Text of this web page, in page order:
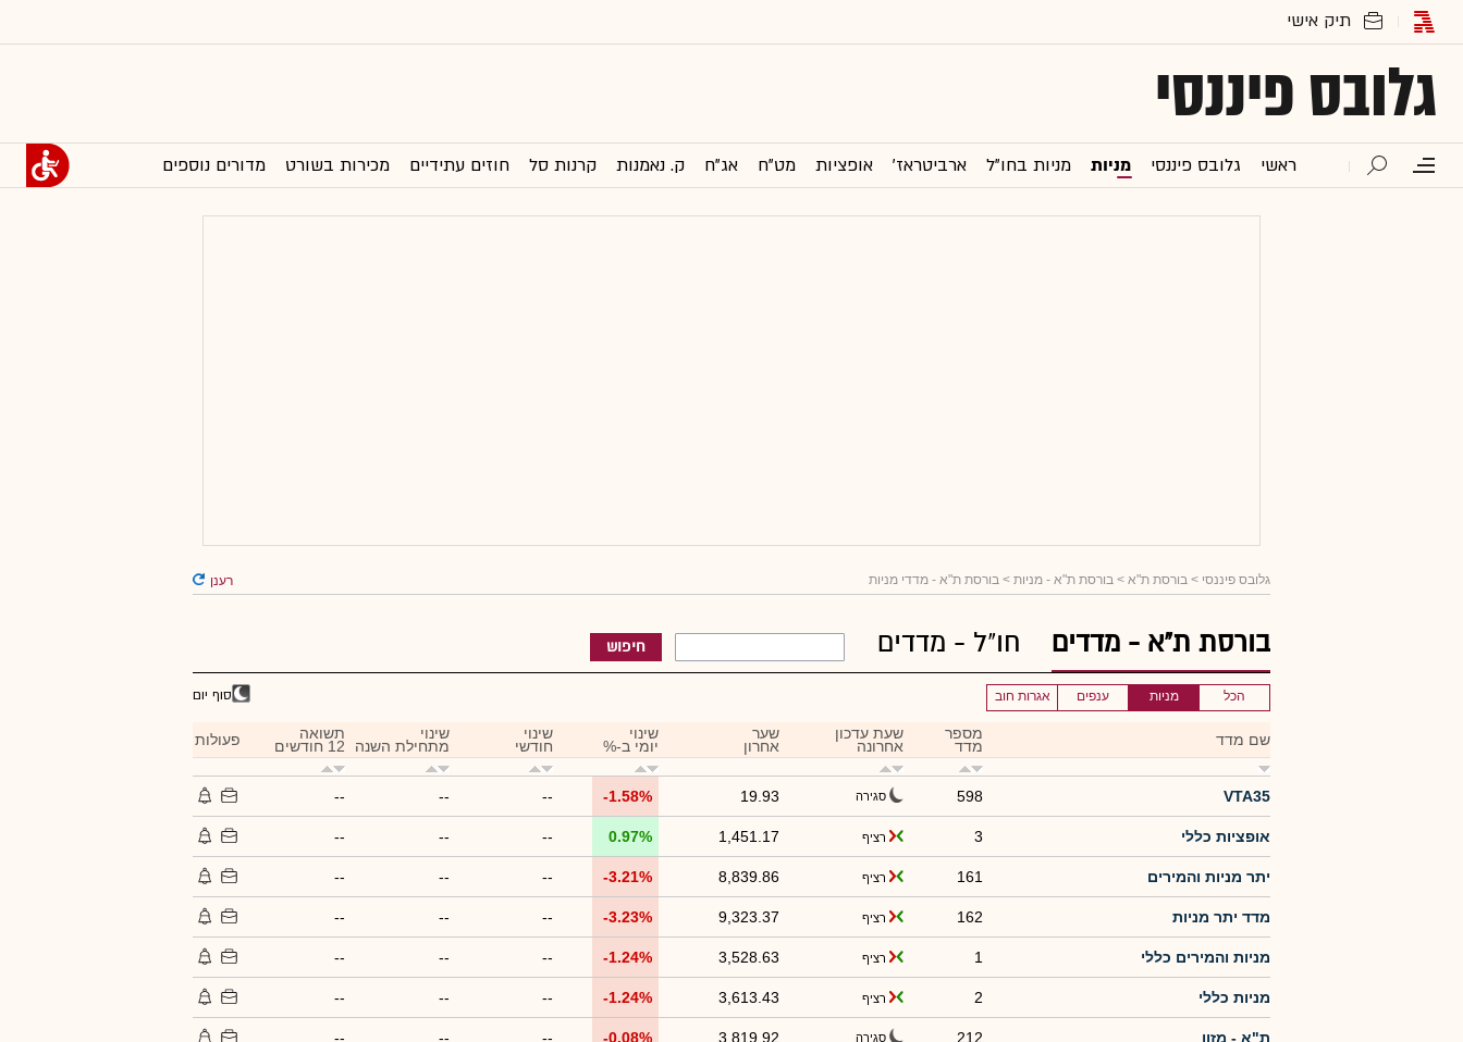
גלובס פיננסי
ראשי גלובס פיננסי מניות מניות בחו"ל ארביטראז' אופציות מט"ח אג"ח ק. נאמנות קרנות סל חוזים עתידיים מכירות בשורט מדורים נוספים
גלובס פיננסי > בורסת ת"א > בורסת ת"א - מניות > בורסת ת"א - מדדי מניות רענן
בורסת ת"א - מדדים חו"ל - מדדים חיפוש
הכל מניות ענפים אגרות חוב סוף יום
שם מדד מספר
מדד
שעת עדכון
אחרונה
שער
אחרון
שינוי
יומי ב-%
שינוי
חודשי
שינוי
מתחילת השנה
תשואה
12 חודשים פעולות
VTA35
598 סגירה 19.93
-1.58%
--
--
--
אופציות כללי 3 רציף 1,451.17
0.97%
--
--
--
יתר מניות והמירים 161 רציף 8,839.86
-3.21%
--
--
--
מדד יתר מניות 162 רציף 9,323.37
-3.23%
--
--
--
מניות והמירים כללי 1 רציף 3,528.63
-1.24%
--
--
--
מניות כללי 2 רציף 3,613.43
-1.24%
--
--
--
ת"א - מזון 212 סגירה 3,819.92
-0.08%
--
--
--